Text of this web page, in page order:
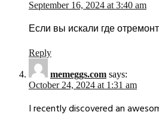
September 16, 2024 at 3:40 am
Если вы искали где
Reply
memeggs.com says:
October 24, 2024 at 1:31 am
I recently discovered an